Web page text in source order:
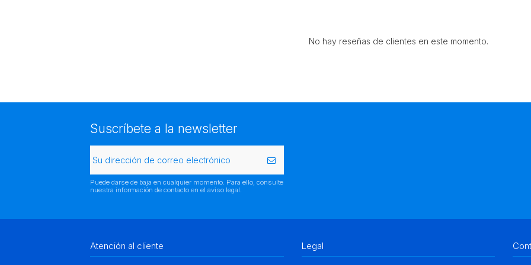
No hay reseñas de clientes en este momento.
Suscríbete a la newsletter
Puede darse de baja en cualquier momento. Para ello, consulte
nuestra información de contacto en el aviso legal.
Atención al cliente Legal